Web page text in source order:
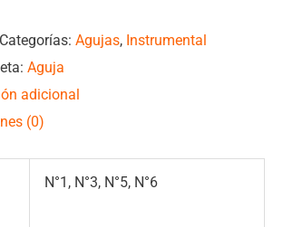
Categorías: Agujas, Instrumental
Aguja
adicional
(0)
N°1, N°3, N°5, N°6